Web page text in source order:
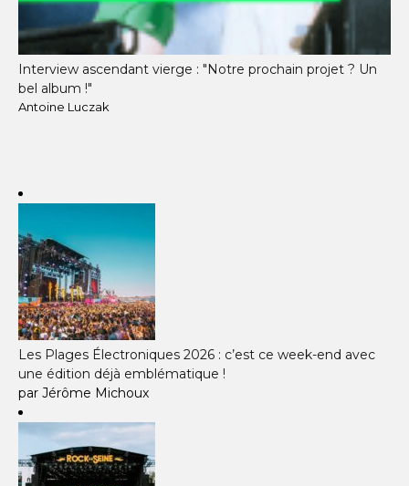
Interview ascendant vierge : "Notre prochain projet ? Un
bel album !"
Antoine Luczak
Les Plages Électroniques 2026 : c’est ce week-end avec
une édition déjà emblématique !
par Jérôme Michoux